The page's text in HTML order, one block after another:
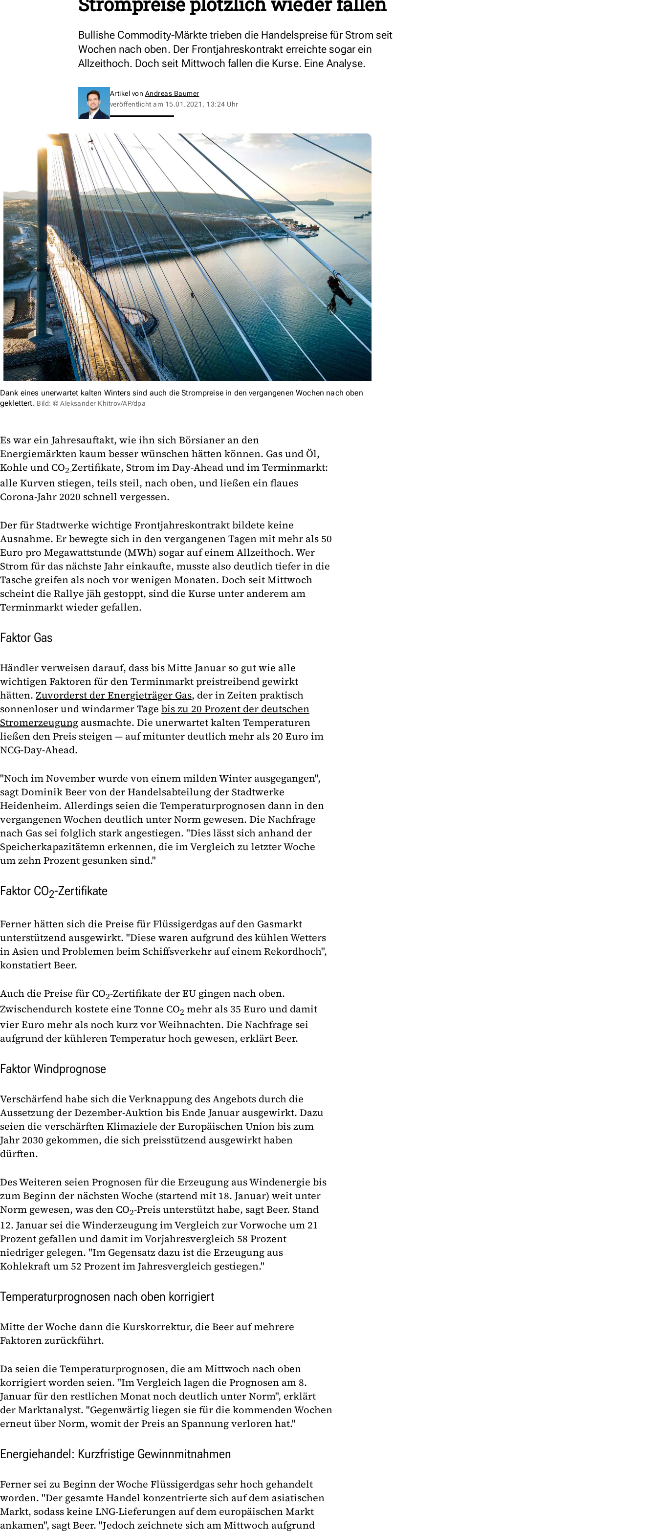
Bullishe Commodity-Märkte trieben die Handelspreise für Strom seit
Wochen nach oben. Der Frontjahreskontrakt erreichte sogar ein
Allzeithoch. Doch seit Mittwoch fallen die Kurse. Eine Analyse.
Artikel von Andreas Baumer
veröffentlicht am 15.01.2021, 13:24 Uhr
Dank eines unerwartet kalten Winters sind auch die Strompreise in den vergangenen Wochen nach oben
geklettert. Bild: © Aleksander Khitrov/AP/dpa
Es war ein Jahresauftakt, wie ihn sich Börsianer an den
Energiemärkten kaum besser wünschen hätten können. Gas und Öl,
Kohle und CO2-Zertifikate, Strom im Day-Ahead und im Terminmarkt:
alle Kurven stiegen, teils steil, nach oben, und ließen ein flaues
Corona-Jahr 2020 schnell vergessen.
Der für Stadtwerke wichtige Frontjahreskontrakt bildete keine
Ausnahme. Er bewegte sich in den vergangenen Tagen mit mehr als 50
Euro pro Megawattstunde (MWh) sogar auf einem Allzeithoch. Wer
Strom für das nächste Jahr einkaufte, musste also deutlich tiefer in die
Tasche greifen als noch vor wenigen Monaten. Doch seit Mittwoch
scheint die Rallye jäh gestoppt, sind die Kurse unter anderem am
Terminmarkt wieder gefallen.
Faktor Gas
Händler verweisen darauf, dass bis Mitte Januar so gut wie alle
wichtigen Faktoren für den Terminmarkt preistreibend gewirkt
hätten. Zuvorderst der Energieträger Gas, der in Zeiten praktisch
sonnenloser und windarmer Tage bis zu 20 Prozent der deutschen
Stromerzeugung ausmachte. Die unerwartet kalten Temperaturen
ließen den Preis steigen — auf mitunter deutlich mehr als 20 Euro im
NCG-Day-Ahead.
"Noch im November wurde von einem milden Winter ausgegangen",
sagt Dominik Beer von der Handelsabteilung der Stadtwerke
Heidenheim. Allerdings seien die Temperaturprognosen dann in den
vergangenen Wochen deutlich unter Norm gewesen. Die Nachfrage
nach Gas sei folglich stark angestiegen. "Dies lässt sich anhand der
Speicherkapazitätemn erkennen, die im Vergleich zu letzter Woche
um zehn Prozent gesunken sind."
Faktor CO2-Zertifikate
Ferner hätten sich die Preise für Flüssigerdgas auf den Gasmarkt
unterstützend ausgewirkt. "Diese waren aufgrund des kühlen Wetters
in Asien und Problemen beim Schiffsverkehr auf einem Rekordhoch",
konstatiert Beer.
Auch die Preise für CO2-Zertifikate der EU gingen nach oben.
Zwischendurch kostete eine Tonne CO2 mehr als 35 Euro und damit
vier Euro mehr als noch kurz vor Weihnachten. Die Nachfrage sei
aufgrund der kühleren Temperatur hoch gewesen, erklärt Beer.
Faktor Windprognose
Verschärfend habe sich die Verknappung des Angebots durch die
Aussetzung der Dezember-Auktion bis Ende Januar ausgewirkt. Dazu
seien die verschärften Klimaziele der Europäischen Union bis zum
Jahr 2030 gekommen, die sich preisstützend ausgewirkt haben
dürften.
Des Weiteren seien Prognosen für die Erzeugung aus Windenergie bis
zum Beginn der nächsten Woche (startend mit 18. Januar) weit unter
Norm gewesen, was den CO2-Preis unterstützt habe, sagt Beer. Stand
12. Januar sei die Winderzeugung im Vergleich zur Vorwoche um 21
Prozent gefallen und damit im Vorjahresvergleich 58 Prozent
niedriger gelegen. "Im Gegensatz dazu ist die Erzeugung aus
Kohlekraft um 52 Prozent im Jahresvergleich gestiegen."
Temperaturprognosen nach oben korrigiert
Mitte der Woche dann die Kurskorrektur, die Beer auf mehrere
Faktoren zurückführt.
Da seien die Temperaturprognosen, die am Mittwoch nach oben
korrigiert worden seien. "Im Vergleich lagen die Prognosen am 8.
Januar für den restlichen Monat noch deutlich unter Norm", erklärt
der Marktanalyst. "Gegenwärtig liegen sie für die kommenden Wochen
erneut über Norm, womit der Preis an Spannung verloren hat."
Energiehandel: Kurzfristige Gewinnmitnahmen
Ferner sei zu Beginn der Woche Flüssigerdgas sehr hoch gehandelt
worden. "Der gesamte Handel konzentrierte sich auf dem asiatischen
Markt, sodass keine LNG-Lieferungen auf dem europäischen Markt
ankamen", sagt Beer. "Jedoch zeichnete sich am Mittwoch aufgrund